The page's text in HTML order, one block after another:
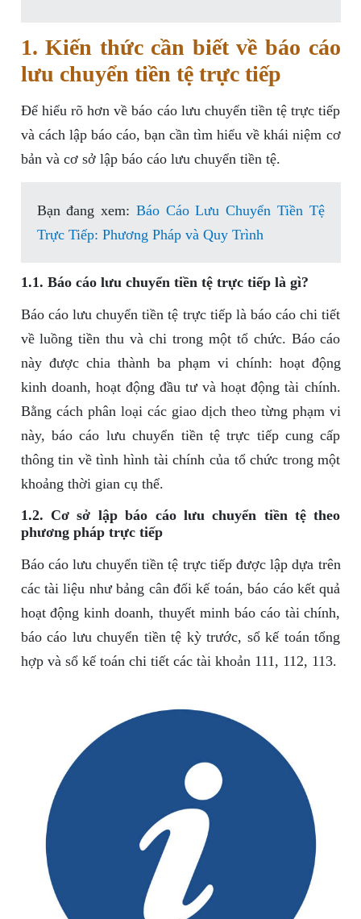
1. Kiến thức cần biết về báo cáo
lưu chuyển tiền tệ trực tiếp
Để hiểu rõ hơn về báo cáo lưu chuyển tiền tệ trực tiếp
và cách lập báo cáo, bạn cần tìm hiểu về khái niệm cơ
bản và cơ sở lập báo cáo lưu chuyển tiền tệ.
Bạn đang xem: Báo Cáo Lưu Chuyển Tiền Tệ
Trực Tiếp: Phương Pháp và Quy Trình
1.1. Báo cáo lưu chuyển tiền tệ trực tiếp là gì?
Báo cáo lưu chuyển tiền tệ trực tiếp là báo cáo chi tiết
về luồng tiền thu và chi trong một tổ chức. Báo cáo
này được chia thành ba phạm vi chính: hoạt động
kinh doanh, hoạt động đầu tư và hoạt động tài chính.
Bằng cách phân loại các giao dịch theo từng phạm vi
này, báo cáo lưu chuyển tiền tệ trực tiếp cung cấp
thông tin về tình hình tài chính của tổ chức trong một
khoảng thời gian cụ thể.
1.2. Cơ sở lập báo cáo lưu chuyển tiền tệ theo
phương pháp trực tiếp
Báo cáo lưu chuyển tiền tệ trực tiếp được lập dựa trên
các tài liệu như bảng cân đối kế toán, báo cáo kết quả
hoạt động kinh doanh, thuyết minh báo cáo tài chính,
báo cáo lưu chuyển tiền tệ kỳ trước, sổ kế toán tổng
hợp và sổ kế toán chi tiết các tài khoản 111, 112, 113.